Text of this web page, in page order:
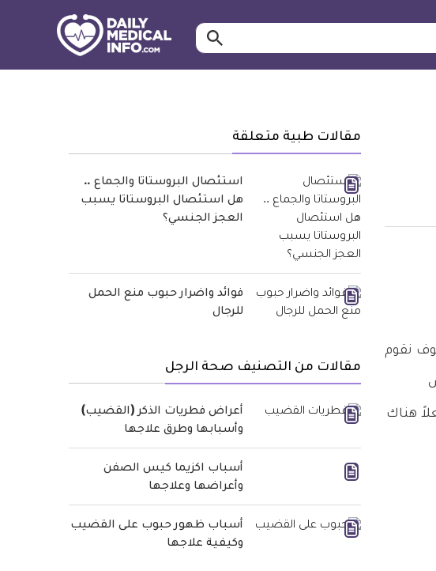
ابحث…
نقوم
هناك
مقالات طبية متعلقة
استئصال البروستاتا والجماع ..
هل استئصال البروستاتا يسبب
العجز الجنسي؟
فوائد واضرار حبوب منع الحمل
للرجال
مقالات من التصنيف صحة الرجل
أعراض فطريات الذكر (القضيب)
وأسبابها وطرق علاجها
أسباب اكزيما كيس الصفن
وأعراضها وعلاجها
أسباب ظهور حبوب على القضيب
وكيفية علاجها